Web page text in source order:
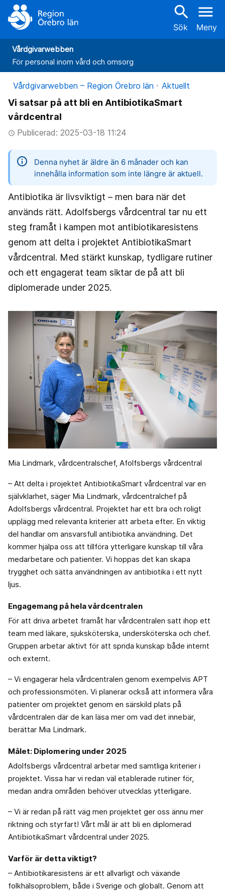
search
Sök
menu
Meny
Vårdgivarwebben
För personal inom vård och omsorg
Vårdgivarwebben – Region Örebro län Aktuellt
Vi satsar på att bli en AntibiotikaSmart
vårdcentral
access_timePublicerad: 2025-03-18 11:24
information
Denna nyhet är äldre än 6 månader och kan
innehålla information som inte längre är aktuell.
Antibiotika är livsviktigt – men bara när det
används rätt. Adolfsbergs vårdcentral tar nu ett
steg framåt i kampen mot antibiotikaresistens
genom att delta i projektet AntibiotikaSmart
vårdcentral. Med stärkt kunskap, tydligare rutiner
och ett engagerat team siktar de på att bli
diplomerade under 2025.
Mia Lindmark, vårdcentralschef, Afolfsbergs vårdcentral
– Att delta i projektet AntibiotikaSmart vårdcentral var en
självklarhet, säger Mia Lindmark, vårdcentralchef på
Adolfsbergs vårdcentral. Projektet har ett bra och roligt
upplägg med relevanta kriterier att arbeta efter. En viktig
del handlar om ansvarsfull antibiotika användning. Det
kommer hjälpa oss att tillföra ytterligare kunskap till våra
medarbetare och patienter. Vi hoppas det kan skapa
trygghet och sätta användningen av antibiotika i ett nytt
ljus.
Engagemang på hela vårdcentralen
För att driva arbetet framåt har vårdcentralen satt ihop ett
team med läkare, sjuksköterska, undersköterska och chef.
Gruppen arbetar aktivt för att sprida kunskap både internt
och externt.
– Vi engagerar hela vårdcentralen genom exempelvis APT
och professionsmöten. Vi planerar också att informera våra
patienter om projektet genom en särskild plats på
vårdcentralen där de kan läsa mer om vad det innebär,
berättar Mia Lindmark.
Målet: Diplomering under 2025
Adolfsbergs vårdcentral arbetar med samtliga kriterier i
projektet. Vissa har vi redan väl etablerade rutiner för,
medan andra områden behöver utvecklas ytterligare.
– Vi är redan på rätt väg men projektet ger oss ännu mer
riktning och styrfart! Vårt mål är att bli en diplomerad
AntibiotikaSmart vårdcentral under 2025.
Varför är detta viktigt?
– Antibiotikaresistens är ett allvarligt och växande
folkhälsoproblem, både i Sverige och globalt. Genom att